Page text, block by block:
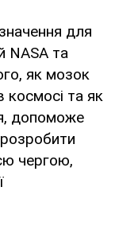
для
NASA та
як мозок
космосі та як
допоможе
чергою,